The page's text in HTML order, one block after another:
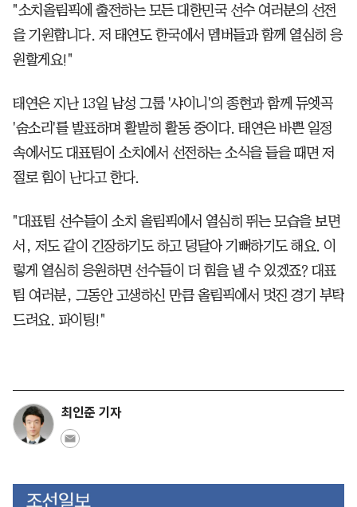
"소치올림픽에 출전하는 모든 대한민국 선수 여러분의 선전
을 기원합니다. 저 태연도 한국에서 멤버들과 함께 열심히 응
원할게요!"
태연은 지난 13일 남성 그룹 '샤이니'의 종현과 함께 듀엣곡
'숨소리'를 발표하며 활발히 활동 중이다. 태연은 바쁜 일정
속에서도 대표팀이 소치에서 선전하는 소식을 들을 때면 저
절로 힘이 난다고 한다.
"대표팀 선수들이 소치 올림픽에서 열심히 뛰는 모습을 보면
서, 저도 같이 긴장하기도 하고 덩달아 기뻐하기도 해요. 이
렇게 열심히 응원하면 선수들이 더 힘을 낼 수 있겠죠? 대표
팀 여러분, 그동안 고생하신 만큼 올림픽에서 멋진 경기 부탁
드려요. 파이팅!"
최인준 기자